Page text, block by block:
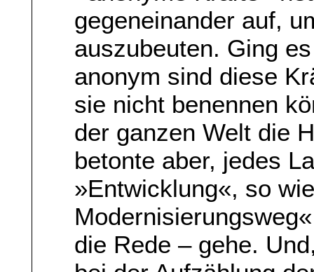
gegeneinander auf,
auszubeuten. Ging
anonym sind diese
sie nicht benennen
der ganzen Welt die
betonte aber, jedes
»Entwicklung«, so
die Rede – gehe.